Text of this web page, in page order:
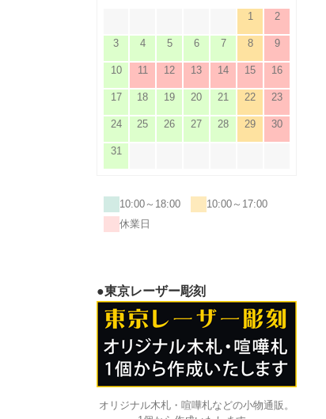
1
2
3 4 5 6 7 8 9
10 11 12 13 14 15 16
17 18 19 20 21 22 23
24 25 26 27 28 29 30
31
10:00～18:00
10:00～17:00
休業日
●東京レーザー彫刻
オリジナル木札・喧嘩札などの小物通販。